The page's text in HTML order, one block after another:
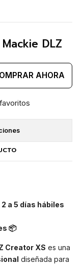
DLZ
AHORA
a 5 días hábiles
📦
Creator XS es una
diseñada para